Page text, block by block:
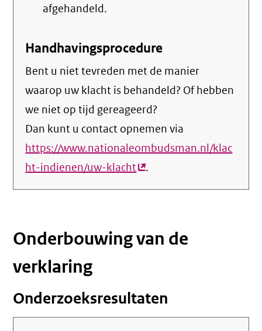
afgehandeld.
Handhavingsprocedure
Bent u niet tevreden met de manier
waarop uw klacht is behandeld? Of hebben
we niet op tijd gereageerd?
Dan kunt u contact opnemen via
https://www.nationaleombudsman.nl/klac
ht-indienen/uw-klacht(externe
link)
.
Onderbouwing van de
verklaring
Onderzoeksresultaten